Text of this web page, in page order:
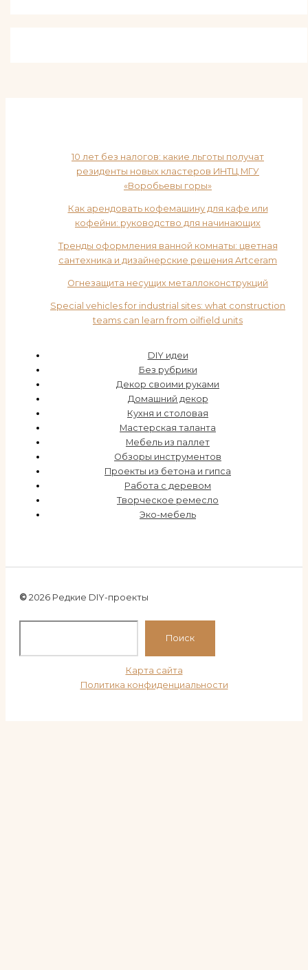
10 лет без налогов: какие льготы получат
резиденты новых кластеров ИНТЦ МГУ
«Воробьевы горы»
Как арендовать кофемашину для кафе или
кофейни: руководство для начинающих
Тренды оформления ванной комнаты: цветная
сантехника и дизайнерские решения Artceram
Огнезащита несущих металлоконструкций
Special vehicles for industrial sites: what construction
teams can learn from oilfield units
DIY идеи
Без рубрики
Декор своими руками
Домашний декор
Кухня и столовая
Мастерская таланта
Мебель из паллет
Обзоры инструментов
Проекты из бетона и гипса
Работа с деревом
Творческое ремесло
Эко-мебель
© 2026 Редкие DIY-проекты
Поиск
Карта сайта
Политика конфиденциальности